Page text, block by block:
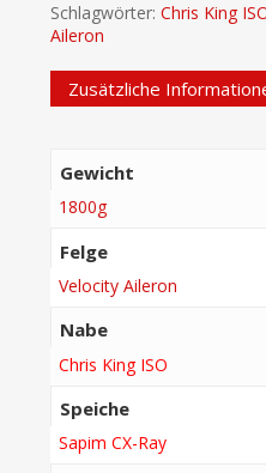
Schlagwörter: Chris King
Aileron
Zusätzliche
Gewicht
1800g
Felge
Velocity Aileron
Nabe
Chris King ISO
Speiche
Sapim CX-Ray